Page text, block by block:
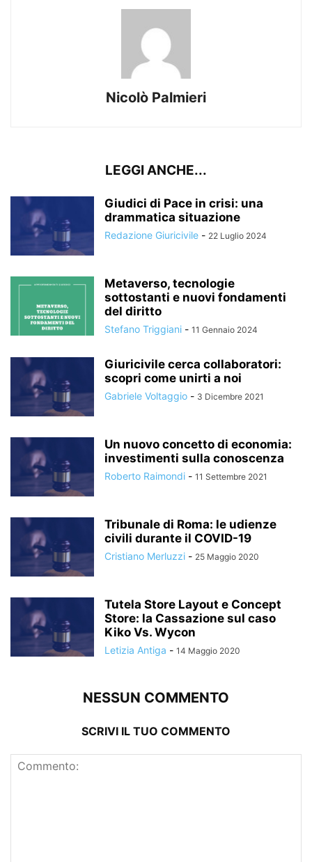
Nicolò Palmieri
LEGGI ANCHE...
Giudici di Pace in crisi: una
drammatica situazione
Redazione Giuricivile - 22 Luglio 2024
Metaverso, tecnologie
sottostanti e nuovi fondamenti
del diritto
Stefano Triggiani - 11 Gennaio 2024
Giuricivile cerca collaboratori:
scopri come unirti a noi
Gabriele Voltaggio - 3 Dicembre 2021
Un nuovo concetto di economia:
investimenti sulla conoscenza
Roberto Raimondi - 11 Settembre 2021
Tribunale di Roma: le udienze
civili durante il COVID-19
Cristiano Merluzzi - 25 Maggio 2020
Tutela Store Layout e Concept
Store: la Cassazione sul caso
Kiko Vs. Wycon
Letizia Antiga - 14 Maggio 2020
NESSUN COMMENTO
SCRIVI IL TUO COMMENTO